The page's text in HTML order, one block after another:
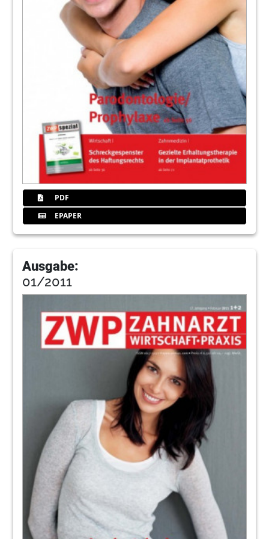
Planmeca Vertriebs GmbH
Interview: "Wenn der Patient nicht zahlt"
Antje Isbaner sprach mit Dr. Ulrich Thomé und
Johannes Beckering, BFS health finance
Inserentenverzeichnis/ Impressum
PDF
EPAPER
Ausgabe:
01/2011